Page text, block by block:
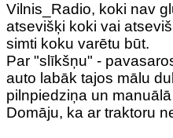
Vilnis_Radio, koki nav
atsevišķi koki vai
simti koku varētu būt.
Par "slīkšņu" -
auto labāk tajos mālu
pilnpiedziņa un
Domāju, ka ar traktoru